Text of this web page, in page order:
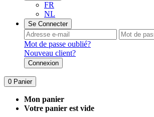
FR
NL
Se Connecter
Mot de passe oublié?
Nouveau client?
Connexion
0 Panier
Mon panier
Votre panier est vide